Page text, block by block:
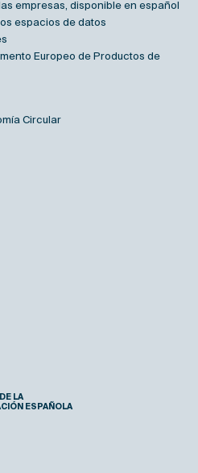
empresas, disponible en español
espacios de datos
Europeo de Productos de
Circular
LA
ESPAÑOLA